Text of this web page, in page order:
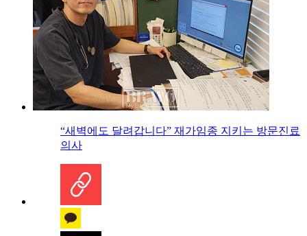
“새벽에도 달려갑니다” 재가임종 지키는 방문진료
의사